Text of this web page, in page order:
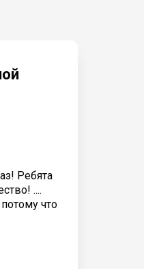
Ребята
....
что